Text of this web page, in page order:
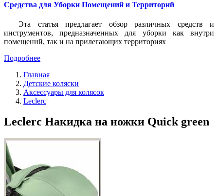
Средства для Уборки Помещений и Территорий
Эта статья предлагает обзор различных средств и
инструментов, предназначенных для уборки как внутри
помещений, так и на прилегающих территориях
Подробнее
Главная
Детские коляски
Аксессуары для колясок
Leclerc
Leclerc Накидка на ножки Quick green